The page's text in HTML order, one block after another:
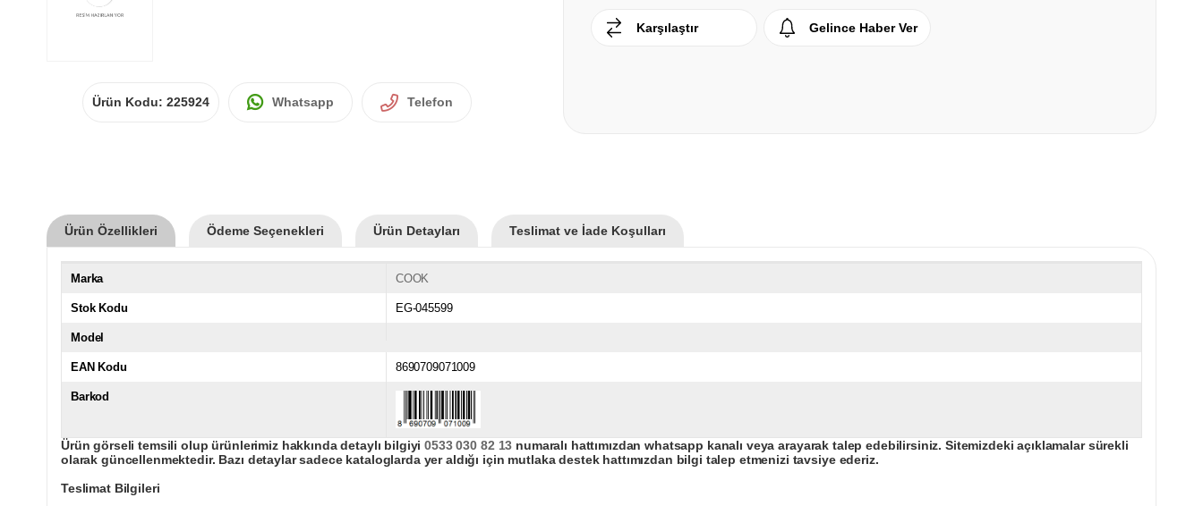
Ürün Kodu: 225924 Whatsapp Telefon
Karşılaştır Gelince Haber Ver
Ürün Özellikleri Ödeme Seçenekleri Ürün Detayları Teslimat ve İade Koşulları
Marka COOK
Stok Kodu EG-045599
Model
EAN Kodu 8690709071009
Barkod
Ürün görseli temsili olup ürünlerimiz hakkında detaylı bilgiyi0533 030 82 13 numaralı hattımızdan whatsapp kanalı veya arayarak talep edebilirsiniz. Sitemizdeki açıklamalar sürekli
olarak güncellenmektedir. Bazı detaylar sadece kataloglarda yer aldığı için mutlaka destek hattımızdan bilgi talep etmenizi tavsiye ederiz.
Teslimat Bilgileri